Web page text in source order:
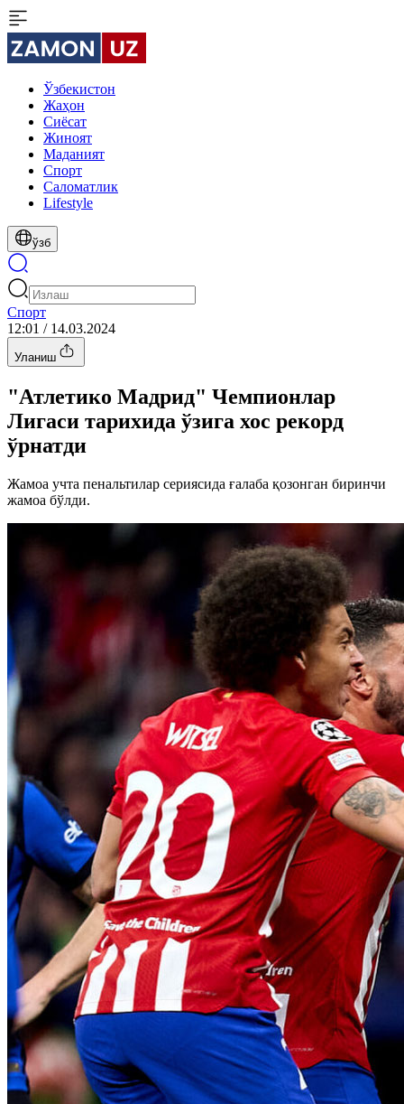
Ўзбекистон
Жаҳон
Сиёсат
Жиноят
Маданият
Спорт
Cаломатлик
Lifestyle
ўзб
Спорт
12:01 / 14.03.2024
Уланиш
"Атлетико Мадрид" Чемпионлар
Лигаси тарихида ўзига хос рекорд
ўрнатди
Жамоа учта пенальтилар cериясида ғалаба қозонган биринчи
жамоа бўлди.